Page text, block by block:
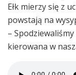
Ełk mierzy się z
powstają na
–
kierowana w